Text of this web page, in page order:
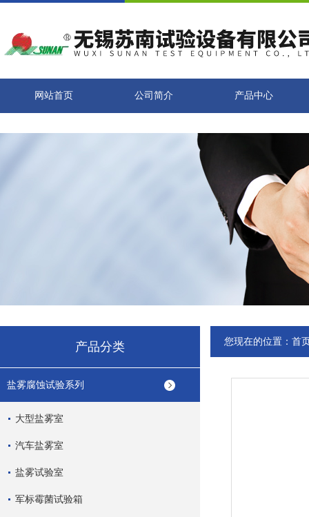
网站首页 公司简介 产品中心
产品分类
盐雾腐蚀试验系列
大型盐雾室
汽车盐雾室
盐雾试验室
军标霉菌试验箱
您现在的位置： 首